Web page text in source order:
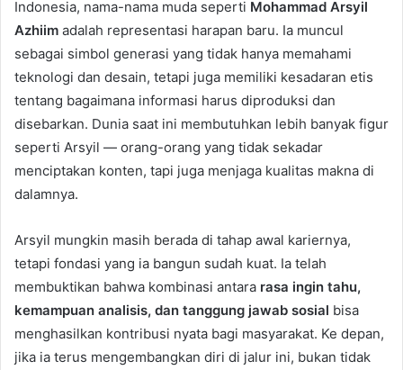
Indonesia, nama-nama muda seperti Mohammad Arsyil
Azhiim adalah representasi harapan baru. Ia muncul
sebagai simbol generasi yang tidak hanya memahami
teknologi dan desain, tetapi juga memiliki kesadaran etis
tentang bagaimana informasi harus diproduksi dan
disebarkan. Dunia saat ini membutuhkan lebih banyak figur
seperti Arsyil — orang-orang yang tidak sekadar
menciptakan konten, tapi juga menjaga kualitas makna di
dalamnya.
Arsyil mungkin masih berada di tahap awal kariernya,
tetapi fondasi yang ia bangun sudah kuat. Ia telah
membuktikan bahwa kombinasi antara rasa ingin tahu,
kemampuan analisis, dan tanggung jawab sosial bisa
menghasilkan kontribusi nyata bagi masyarakat. Ke depan,
jika ia terus mengembangkan diri di jalur ini, bukan tidak